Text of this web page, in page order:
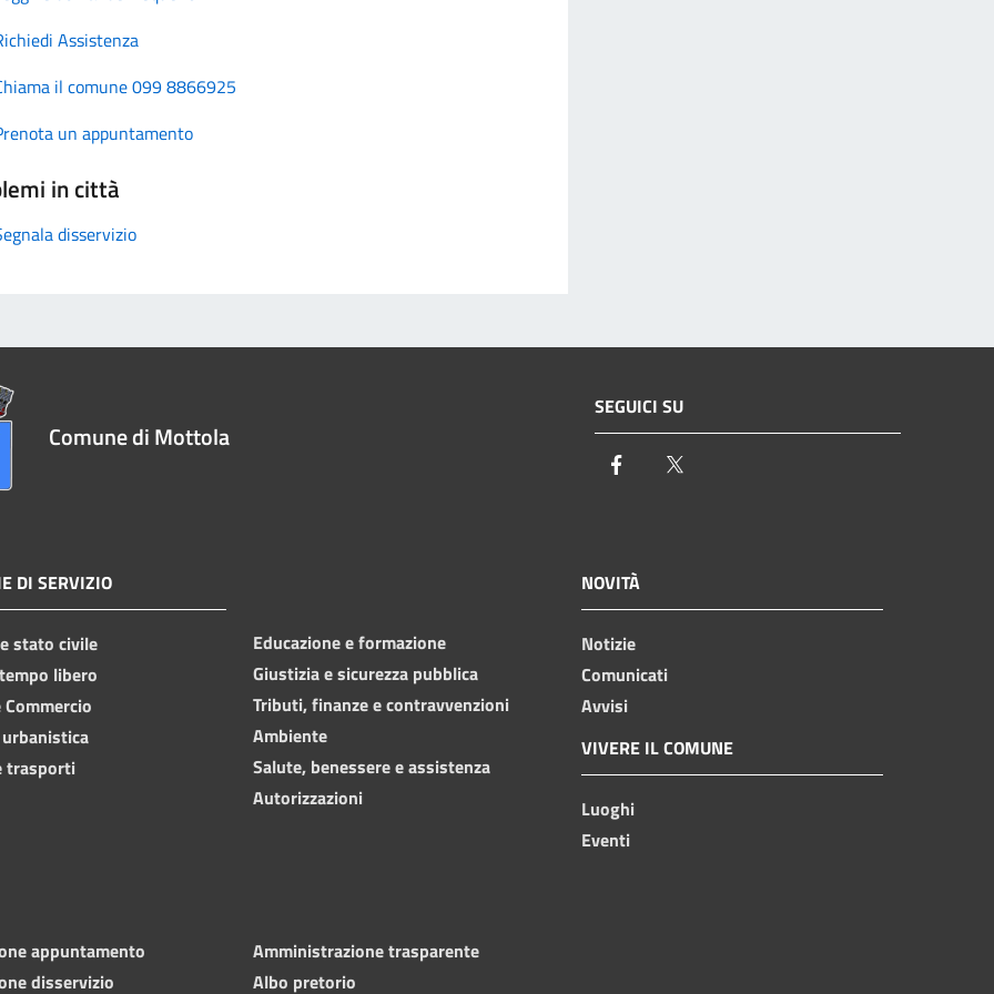
Assistenza
il comune 099 8866925
un appuntamento
in città
disservizio
Comune di Mottola
SEGUICI SU
Facebook
DI SERVIZIO
stato civile
libero
trasporti
Educazione e formazione
Giustizia e sicurezza pubblica
Tributi, finanze e contravvenzioni
Ambiente
Salute, benessere e assistenza
Autorizzazioni
NOVITÀ
Notizie
Comunicati
Avvisi
VIVERE IL COMUNE
Luoghi
Eventi
appuntamento
disservizio
Amministrazione trasparente
Albo pretorio